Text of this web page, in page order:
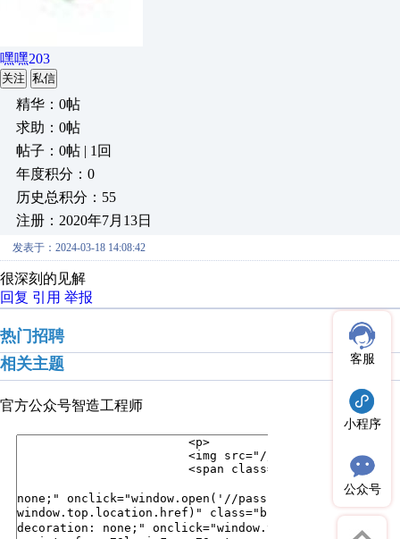
嘿嘿203
关注 私信
精华：0帖
求助：0帖
帖子：0帖 | 1回
年度积分：0
历史总积分：55
注册：2020年7月13日
发表于：2024-03-18 14:08:42
很深刻的见解
回复 引用 举报
热门招聘
相关主题
官方公众号智造工程师
客服
小程序
公众号